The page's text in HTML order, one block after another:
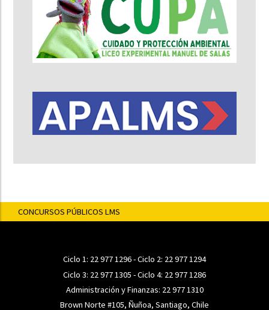
CONCURSOS PÚBLICOS LMS
Ciclo 1: 22 977 1296- Ciclo 2: 22 977 1294
Ciclo 3: 22 977 1305 - Ciclo 4: 22 977 1286
Administración y Finanzas: 22 977 1310
Brown Norte #105, Ñuñoa, Santiago, Chile